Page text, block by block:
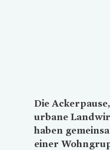
Die
urbane
haben
einer